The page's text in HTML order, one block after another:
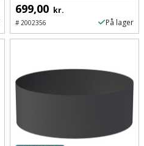
699,00 kr.
#2002356 På lager